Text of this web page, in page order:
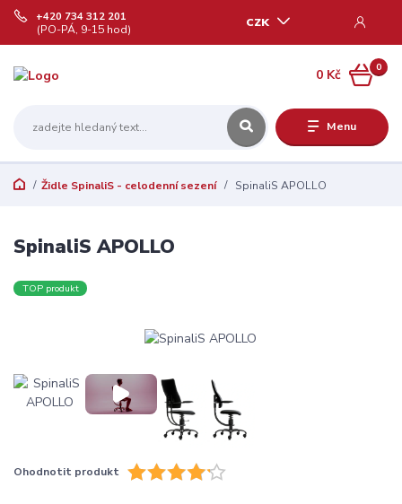
Menu
CZK
+420 734 312 201
(PO-PÁ, 9-15 hod)
0
0 Kč
Židle SpinaliS - celodenní sezení SpinaliS APOLLO
SpinaliS APOLLO
TOP produkt
Ohodnotit produkt